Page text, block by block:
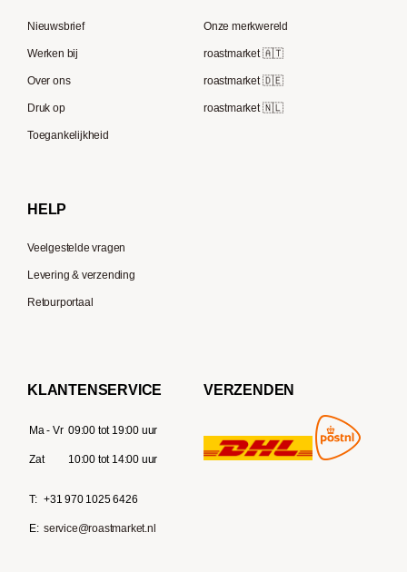
Lavazza
Berliner Kaffeerösterei
Speicherstadt Kaffee
Supremo
Moccamaster
Nieuwsbrief
Werken bij
Over ons
Druk op
Toegankelijkheid
Onze merkwereld
roastmarket 🇦🇹
roastmarket 🇩🇪
roastmarket 🇳🇱
HELP
Veelgestelde vragen
Levering & verzending
Retourportaal
KLANTENSERVICE
Ma - Vr 09:00 tot 19:00 uur
Zat 10:00 tot 14:00 uur
T: +31 970 1025 6426
E: service@roastmarket.nl
VERZENDEN